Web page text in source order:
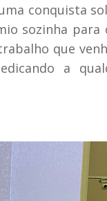
conquista
sozinha para
que
a